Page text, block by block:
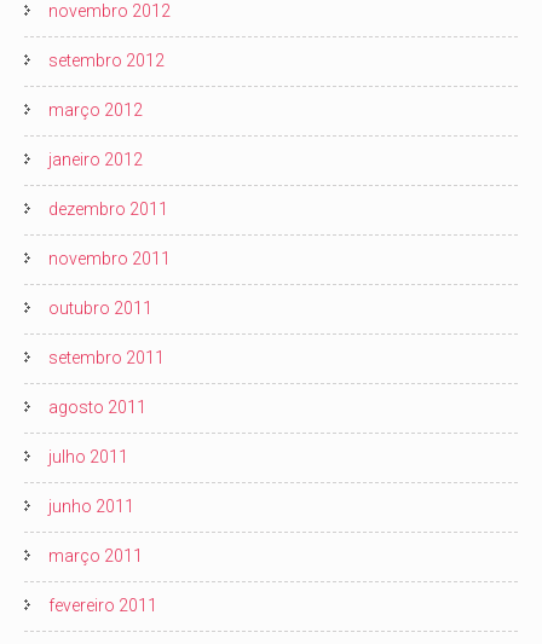
novembro 2012
setembro 2012
março 2012
janeiro 2012
dezembro 2011
novembro 2011
outubro 2011
setembro 2011
agosto 2011
julho 2011
junho 2011
março 2011
fevereiro 2011